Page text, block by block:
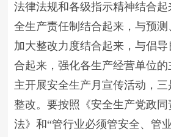
法律法规和各级指示精神结合
全生产责任制结合起来，与预测
加大整改力度结合起来，与倡
合起来，强化各生产经营单位的
主开展安全生产月宣传活动，
整改。要按照《安全生产党政
法》和“管行业必须管安全、管